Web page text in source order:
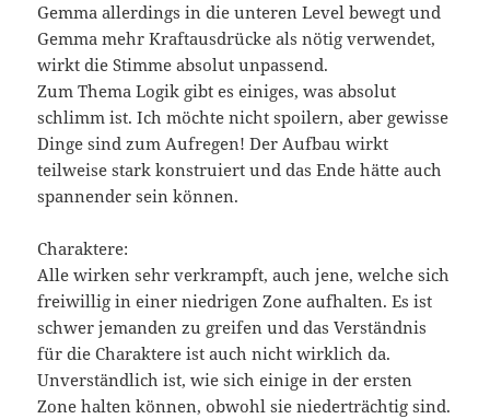
Gemma allerdings in die unteren Level bewegt und
Gemma mehr Kraftausdrücke als nötig verwendet,
wirkt die Stimme absolut unpassend.
Zum Thema Logik gibt es einiges, was absolut
schlimm ist. Ich möchte nicht spoilern, aber gewisse
Dinge sind zum Aufregen! Der Aufbau wirkt
teilweise stark konstruiert und das Ende hätte auch
spannender sein können.
Charaktere:
Alle wirken sehr verkrampft, auch jene, welche sich
freiwillig in einer niedrigen Zone aufhalten. Es ist
schwer jemanden zu greifen und das Verständnis
für die Charaktere ist auch nicht wirklich da.
Unverständlich ist, wie sich einige in der ersten
Zone halten können, obwohl sie niederträchtig sind.